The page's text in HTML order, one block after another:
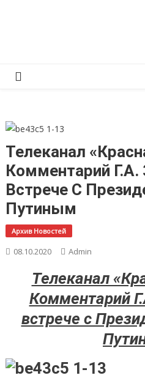
Телеканал
Комментарий Г.А.
Встрече С
Путиным
Архив Новостей
08.10.2020 Admin
Телеканал
Комментарий
встрече с